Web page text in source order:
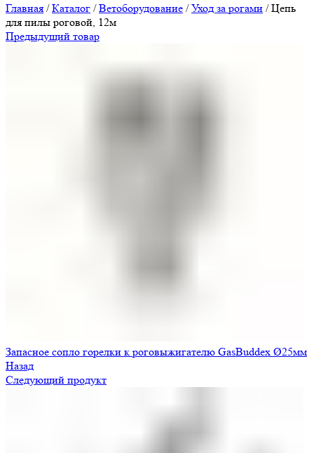
Главная /Каталог /Ветоборудование /Уход за рогами /Цепь
для пилы роговой, 12м
Предыдущий товар
Запасное сопло горелки к роговыжигателю GasBuddex Ø25мм
Назад
Следующий продукт